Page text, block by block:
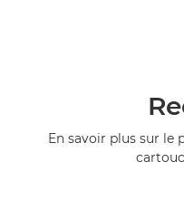
En savoir plus sur le